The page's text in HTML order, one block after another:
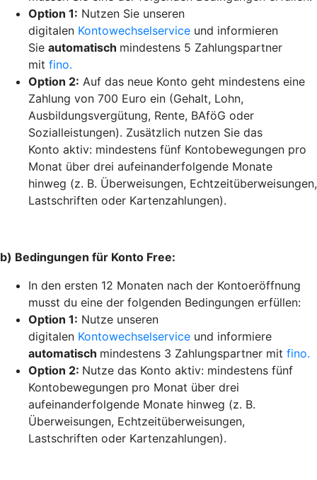
Option 1: Nutzen Sie unseren
digitalen Kontowechselservice und informieren
Sie automatisch mindestens 5 Zahlungspartner
mit fino.
Option 2: Auf das neue Konto geht mindestens eine
Zahlung von 700 Euro ein (Gehalt, Lohn,
Ausbildungsvergütung, Rente, BAföG oder
Sozialleistungen). Zusätzlich nutzen Sie das
Konto aktiv: mindestens fünf Kontobewegungen pro
Monat über drei aufeinanderfolgende Monate
hinweg (z. B. Überweisungen, Echtzeitüberweisungen,
Lastschriften oder Kartenzahlungen).
b) Bedingungen für Konto Free:
In den ersten 12 Monaten nach der Kontoeröffnung
musst du eine der folgenden Bedingungen erfüllen:
Option 1: Nutze unseren
digitalen Kontowechselservice und informiere
automatisch mindestens 3 Zahlungspartner mit fino.
Option 2: Nutze das Konto aktiv: mindestens fünf
Kontobewegungen pro Monat über drei
aufeinanderfolgende Monate hinweg (z. B.
Überweisungen, Echtzeitüberweisungen,
Lastschriften oder Kartenzahlungen).